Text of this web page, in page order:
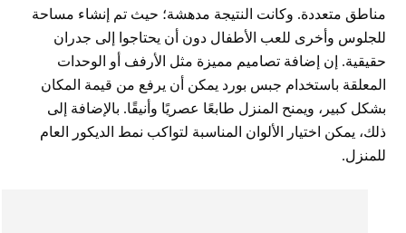
مناطق متعددة. وكانت النتيجة مدهشة؛ حيث تم إنشاء مساحة
للجلوس وأخرى للعب الأطفال دون أن يحتاجوا إلى جدران
حقيقية. إن إضافة تصاميم مميزة مثل الأرفف أو الوحدات
المعلقة باستخدام جبس بورد يمكن أن يرفع من قيمة المكان
بشكل كبير، ويمنح المنزل طابعًا عصريًا وأنيقًا. بالإضافة إلى
ذلك، يمكن اختيار الألوان المناسبة لتواكب نمط الديكور العام
للمنزل.